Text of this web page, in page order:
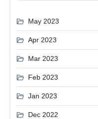
folder_open May 2023
folder_open Apr 2023
folder_open Mar 2023
folder_open Feb 2023
folder_open Jan 2023
folder_open Dec 2022